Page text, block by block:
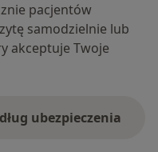
pacjentów
samodzielnie lub
akceptuje Twoje
ubezpieczenia